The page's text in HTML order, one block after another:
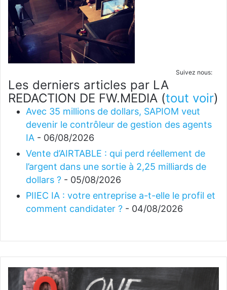
Suivez nous:
Les derniers articles par LA
REDACTION DE FW.MEDIA (tout voir)
Avec 35 millions de dollars, SAPIOM veut
devenir le contrôleur de gestion des agents
IA - 06/08/2026
Vente d’AIRTABLE : qui perd réellement de
l’argent dans une sortie à 2,25 milliards de
dollars ? - 05/08/2026
PIIEC IA : votre entreprise a-t-elle le profil et
comment candidater ? - 04/08/2026